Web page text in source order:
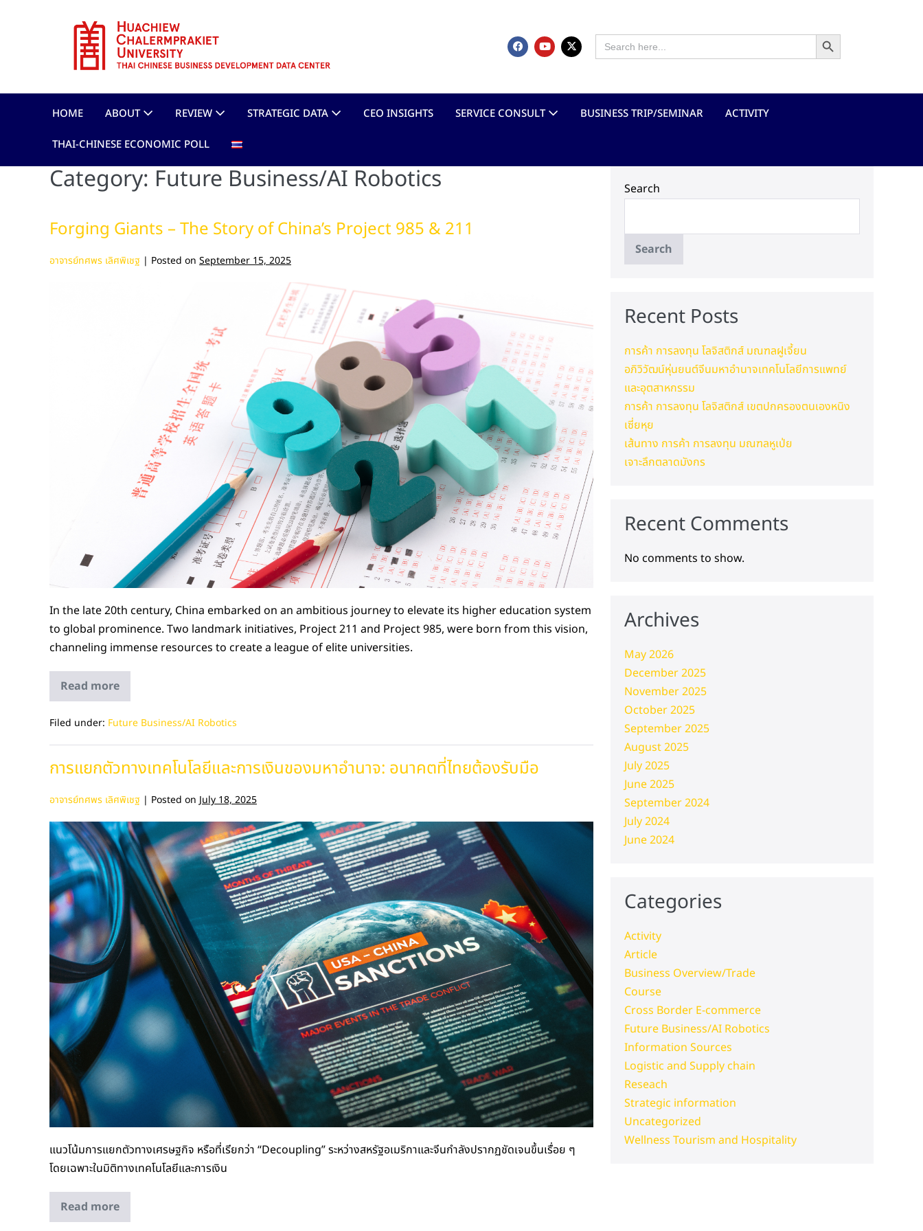
Search
for:
Search Button
HOME ABOUT REVIEW STRATEGIC DATA CEO INSIGHTS SERVICE CONSULT BUSINESS TRIP/SEMINAR
ACTIVITY
THAI-CHINESE ECONOMIC POLL
Category: Future Business/AI Robotics
Forging Giants – The Story of China’s Project 985 & 211
อาจารย์ทศพร เลิศพิเชฐ | Posted on September 15, 2025
In the late 20th century, China embarked on an ambitious journey to elevate its higher education system
to global prominence. Two landmark initiatives, Project 211 and Project 985, were born from this vision,
channeling immense resources to create a league of elite universities.
Read more
Filed under: Future Business/AI Robotics
การแยกตัวทางเทคโนโลยีและการเงินของมหาอำนาจ: อนาคตที่ไทยต้องรับมือ
อาจารย์ทศพร เลิศพิเชฐ | Posted on July 18, 2025
แนวโน้มการแยกตัวทางเศรษฐกิจ หรือที่เรียกว่า “Decoupling” ระหว่างสหรัฐอเมริกาและจีนกำลังปรากฏชัดเจนขึ้นเรื่อย ๆ
โดยเฉพาะในมิติทางเทคโนโลยีและการเงิน
Read more
Search
Search
Recent Posts
การค้า การลงทุน โลจิสติกส์ มณฑลฝูเจี้ยน
อภิวิวัฒน์หุ่นยนต์จีนมหาอำนาจเทคโนโลยีการแพทย์
และอุตสาหกรรม
การค้า การลงทุน โลจิสติกส์ เขตปกครองตนเองหนิง
เซี่ยหุย
เส้นทาง การค้า การลงทุน มณฑลหูเป่ย
เจาะลึกตลาดมังกร
Recent Comments
No comments to show.
Archives
May 2026
December 2025
November 2025
October 2025
September 2025
August 2025
July 2025
June 2025
September 2024
July 2024
June 2024
Categories
Activity
Article
Business Overview/Trade
Course
Cross Border E-commerce
Future Business/AI Robotics
Information Sources
Logistic and Supply chain
Reseach
Strategic information
Uncategorized
Wellness Tourism and Hospitality